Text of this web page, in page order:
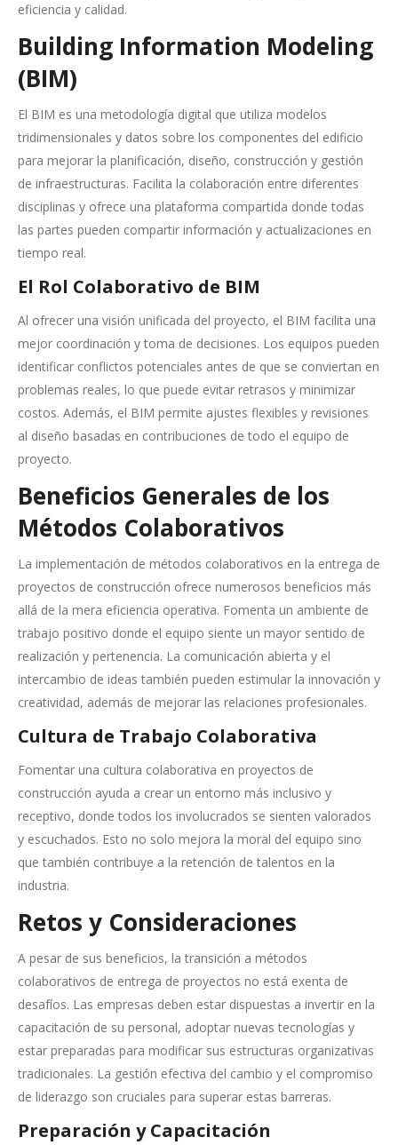
eficiencia y calidad.
Building Information Modeling
(BIM)
El BIM es una metodología digital que utiliza modelos
tridimensionales y datos sobre los componentes del edificio
para mejorar la planificación, diseño, construcción y gestión
de infraestructuras. Facilita la colaboración entre diferentes
disciplinas y ofrece una plataforma compartida donde todas
las partes pueden compartir información y actualizaciones en
tiempo real.
El Rol Colaborativo de BIM
Al ofrecer una visión unificada del proyecto, el BIM facilita una
mejor coordinación y toma de decisiones. Los equipos pueden
identificar conflictos potenciales antes de que se conviertan en
problemas reales, lo que puede evitar retrasos y minimizar
costos. Además, el BIM permite ajustes flexibles y revisiones
al diseño basadas en contribuciones de todo el equipo de
proyecto.
Beneficios Generales de los
Métodos Colaborativos
La implementación de métodos colaborativos en la entrega de
proyectos de construcción ofrece numerosos beneficios más
allá de la mera eficiencia operativa. Fomenta un ambiente de
trabajo positivo donde el equipo siente un mayor sentido de
realización y pertenencia. La comunicación abierta y el
intercambio de ideas también pueden estimular la innovación y
creatividad, además de mejorar las relaciones profesionales.
Cultura de Trabajo Colaborativa
Fomentar una cultura colaborativa en proyectos de
construcción ayuda a crear un entorno más inclusivo y
receptivo, donde todos los involucrados se sienten valorados
y escuchados. Esto no solo mejora la moral del equipo sino
que también contribuye a la retención de talentos en la
industria.
Retos y Consideraciones
A pesar de sus beneficios, la transición a métodos
colaborativos de entrega de proyectos no está exenta de
desafíos. Las empresas deben estar dispuestas a invertir en la
capacitación de su personal, adoptar nuevas tecnologías y
estar preparadas para modificar sus estructuras organizativas
tradicionales. La gestión efectiva del cambio y el compromiso
de liderazgo son cruciales para superar estas barreras.
Preparación y Capacitación